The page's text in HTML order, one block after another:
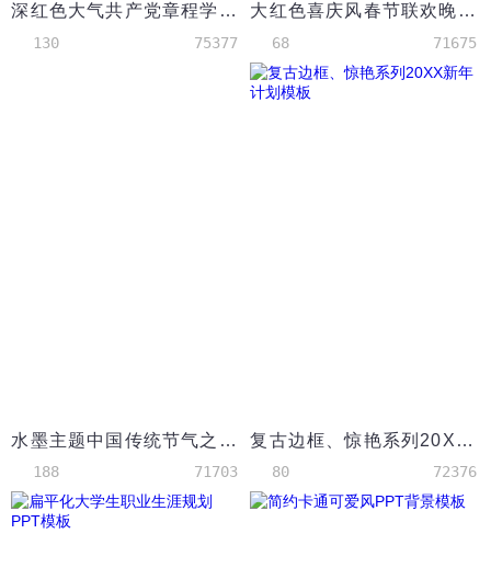
深红色大气共产党章程学习ppt模板
130 75377
大红色喜庆风春节联欢晚会邀请函ppt模板
68 71675
水墨主题中国传统节气之冬至PPT模板
188 71703
复古边框、惊艳系列20XX新年计划模板
80 72376